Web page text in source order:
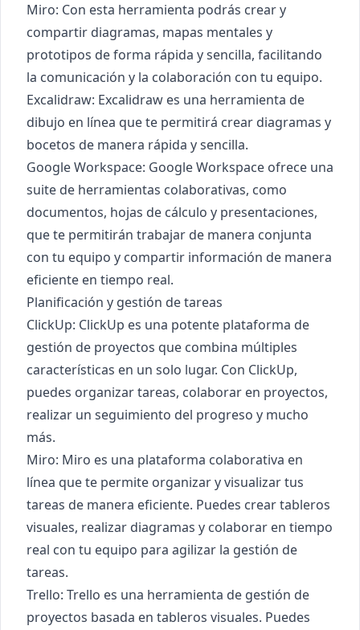
Miro: Con esta herramienta podrás crear y
compartir diagramas, mapas mentales y
prototipos de forma rápida y sencilla, facilitando
la comunicación y la colaboración con tu equipo.
Excalidraw: Excalidraw es una herramienta de
dibujo en línea que te permitirá crear diagramas y
bocetos de manera rápida y sencilla.
Google Workspace: Google Workspace ofrece una
suite de herramientas colaborativas, como
documentos, hojas de cálculo y presentaciones,
que te permitirán trabajar de manera conjunta
con tu equipo y compartir información de manera
eficiente en tiempo real.
Planificación y gestión de tareas
ClickUp: ClickUp es una potente plataforma de
gestión de proyectos que combina múltiples
características en un solo lugar. Con ClickUp,
puedes organizar tareas, colaborar en proyectos,
realizar un seguimiento del progreso y mucho
más.
Miro: Miro es una plataforma colaborativa en
línea que te permite organizar y visualizar tus
tareas de manera eficiente. Puedes crear tableros
visuales, realizar diagramas y colaborar en tiempo
real con tu equipo para agilizar la gestión de
tareas.
Trello: Trello es una herramienta de gestión de
proyectos basada en tableros visuales. Puedes